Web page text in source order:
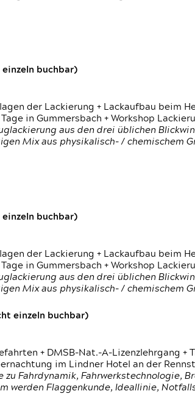
buchbar)
der Lackierung + Lackaufbau beim
in Gummersbach + Workshop
aus den drei üblichen
Mix aus physikalisch- / chemischem
buchbar)
der Lackierung + Lackaufbau beim
in Gummersbach + Workshop
aus den drei üblichen
Mix aus physikalisch- / chemischem
einzeln buchbar)
+ DMSB-Nat.-A-Lizenzlehrgang +
im Lindner Hotel an der
Fahrdynamik, Fahrwerkstechnologie,
werden Flaggenkunde, Ideallinie,